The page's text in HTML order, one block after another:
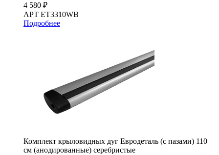
4 580 ₽
АРТ ET3310WB
Подробнее
Комплект крыловидных дуг Евродеталь (с пазами) 110
см (анодированные) серебристые